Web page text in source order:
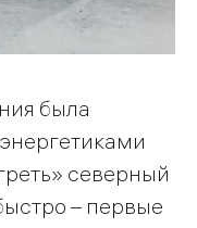
была
северный
– первые